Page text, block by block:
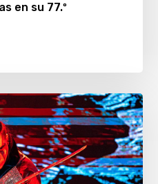
en su 77.º